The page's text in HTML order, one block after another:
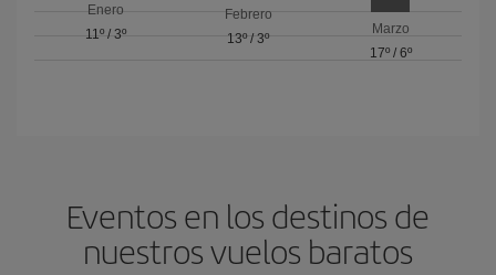
Enero
11º/ 3º
Febrero
13º/ 3º
Marzo
17º/ 6º
Eventos en los destinos de
nuestros vuelos baratos